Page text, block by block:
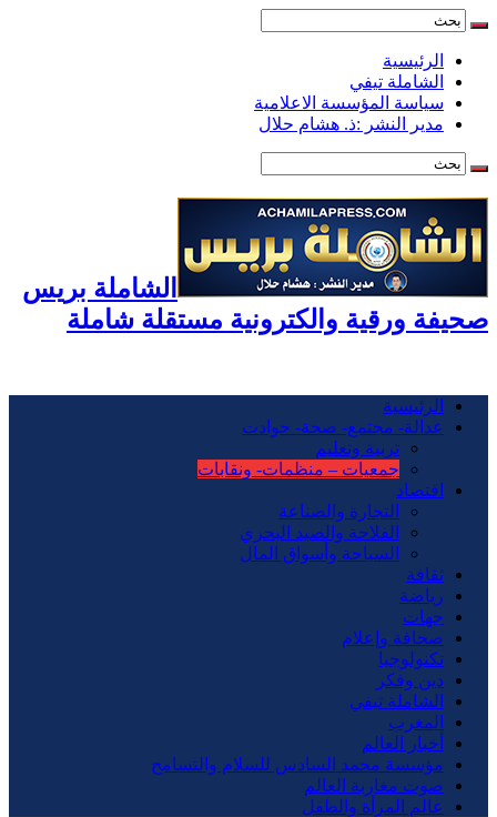
الرئيسية
الشاملة تيفي
سياسة المؤسسة الاعلامية
مدير النشر :ذ. هشام حلال
الشاملة بريس
صحيفة ورقية والكترونية مستقلة شاملة
الرئيسية
عدالة- مجتمع- صحة- حوادت
تربية وتعليم
جمعيات – منظمات- ونقابات
اقتصاد
التجارة والصناعة
الفلاحة والصيد البحري
السياحة وأسواق المال
ثقافة
رياضة
جهات
صحافة وإعلام
تكنولوجيا
دين وفكر
الشاملة تيفي
المغرب
أخبار العالم
مؤسسة محمد السادس للسلام والتسامح
صوت مغاربة العالم
عالم المرأة والطفل